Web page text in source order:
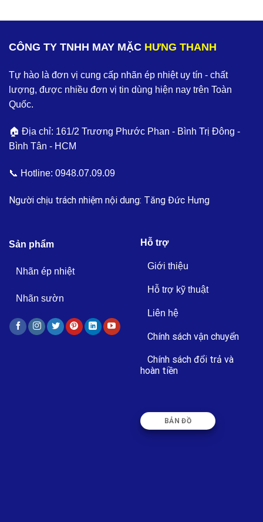
CÔNG TY TNHH MAY MẶC HƯNG THANH
Tự hào là đơn vị cung cấp nhãn ép nhiệt uy tín - chất
lượng, được nhiều đơn vị tin dùng hiện nay trên Toàn
Quốc.
🏠 Địa chỉ: 161/2 Trương Phước Phan - Bình Trị Đông -
Bình Tân - HCM
📞 Hotline: 0948.07.09.09
Người chịu trách nhiệm nội dung: Tăng Đức Hưng
Sản phẩm
Nhãn ép nhiệt
Nhãn sườn
Hỗ trợ
Giới thiệu
Hỗ trợ kỹ thuật
Liên hệ
Chính sách vận chuyển
Chính sách đổi trả và
hoàn tiền
BẢN ĐỒ